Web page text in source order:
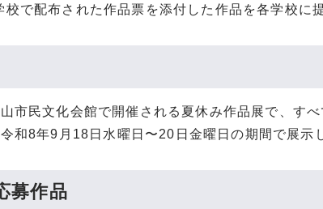
校で配布された作品票を添付した作品を各学校に提
市民文化会館で開催される夏休み作品展で、すべ
和8年9月18日水曜日〜20日金曜日の期間で展示
募作品